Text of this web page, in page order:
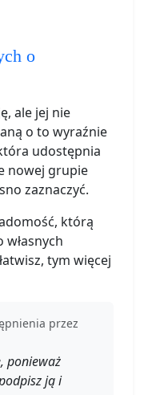
o
ale jej nie
o to wyraźnie
udostępnia
nowej grupie
zaznaczyć.
którą
własnych
tym więcej
przez
ponieważ
ją i